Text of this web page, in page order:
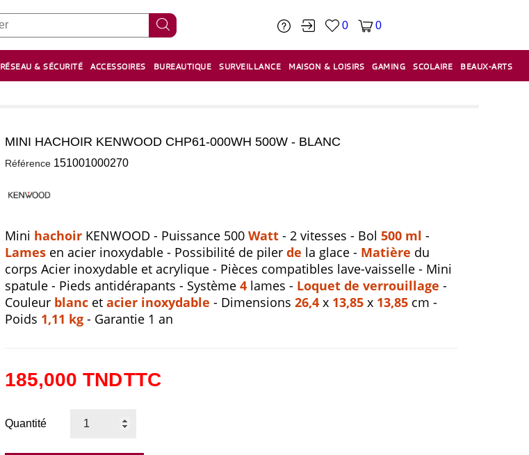
0 0
RÉSEAU & SÉCURITÉ ACCESSOIRES BUREAUTIQUE SURVEILLANCE MAISON & LOISIRS GAMING SCOLAIRE BEAUX-ARTS
MINI HACHOIR KENWOOD CHP61-000WH 500W - BLANC
Référence 151001000270
Mini hachoir KENWOOD - Puissance 500 Watt - 2 vitesses - Bol 500 ml -
Lames en acier inoxydable - Possibilité de piler de la glace - Matière du
corps Acier inoxydable et acrylique - Pièces compatibles lave-vaisselle - Mini
spatule - Pieds antidérapants - Système 4 lames - Loquet de verrouillage -
Couleur blanc et acier inoxydable - Dimensions 26,4 x 13,85 x 13,85 cm -
Poids 1,11 kg - Garantie 1 an
185,000 TNDTTC
Quantité